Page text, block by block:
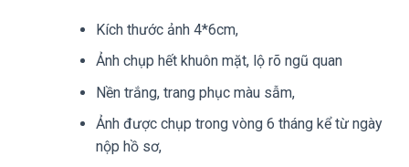
Kích thước ảnh 4*6cm,
Ảnh chụp hết khuôn mặt, lộ rõ ngũ quan
Nền trắng, trang phục màu sẫm,
Ảnh được chụp trong vòng 6 tháng kể từ ngày
nộp hồ sơ,